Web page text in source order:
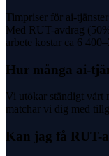
Timpriser för ai-
Med RUT-avdrag
arbete kostar ca 6
Hur många ai-
Vi utökar ständigt vårt
matchar vi dig med
Kan jag få RUT-